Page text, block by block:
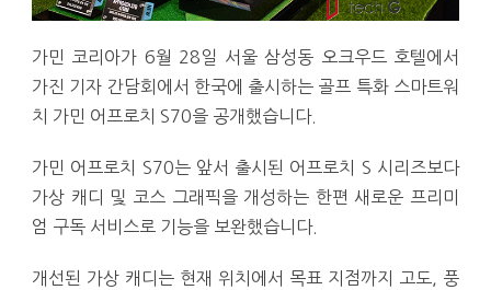
가민 코리아가 6월 28일 서울 삼성동 오크우드 호텔에서
가진 기자 간담회에서 한국에 출시하는 골프 특화 스마트워
치 가민 어프로치 S70을 공개했습니다.
가민 어프로치 S70는 앞서 출시된 어프로치 S 시리즈보다
가상 캐디 및 코스 그래픽을 개성하는 한편 새로운 프리미
엄 구독 서비스로 기능을 보완했습니다.
개선된 가상 캐디는 현재 위치에서 목표 지점까지 고도, 풍